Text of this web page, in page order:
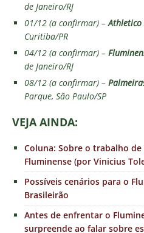
de Janeiro/RJ
01/12 (a confirmar) –Athletico
Curitiba/PR
04/12 (a confirmar) –
de Janeiro/RJ
08/12 (a confirmar) –
Parque, São Paulo/SP
VEJA AINDA:
Coluna: Sobre o trabalho
Fluminense (por Vinicius
Possíveis cenários para o
Brasileirão
Antes de enfrentar o
surpreende ao falar sobre